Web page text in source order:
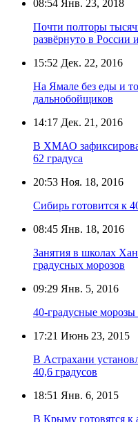
08:54 Янв. 23, 2018
Почти полторы
развёрнуто в России
15:52 Дек. 22, 2016
На Ямале без еды и
дальнобойщиков
14:17 Дек. 21, 2016
В ХМАО
62 градуса
20:53 Ноя. 18, 2016
Сибирь готовится к
08:45 Янв. 18, 2016
Занятия в школах
градусных морозов
09:29 Янв. 5, 2016
40-градусные
17:21 Июнь 23, 2015
В Астрахани
40,6 градусов
18:51 Янв. 6, 2015
В Крыму готовятся к